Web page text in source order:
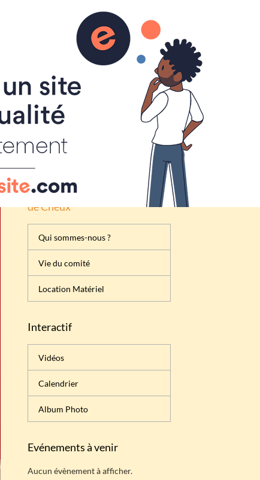
Inscription
Règlement de la foire à tout
Attribution des emplacements
Activités du comité des fêtes
de Cheux
Qui sommes-nous ?
Vie du comité
Location Matériel
Interactif
Vidéos
Calendrier
Album Photo
Evénements à venir
Aucun évènement à afficher.